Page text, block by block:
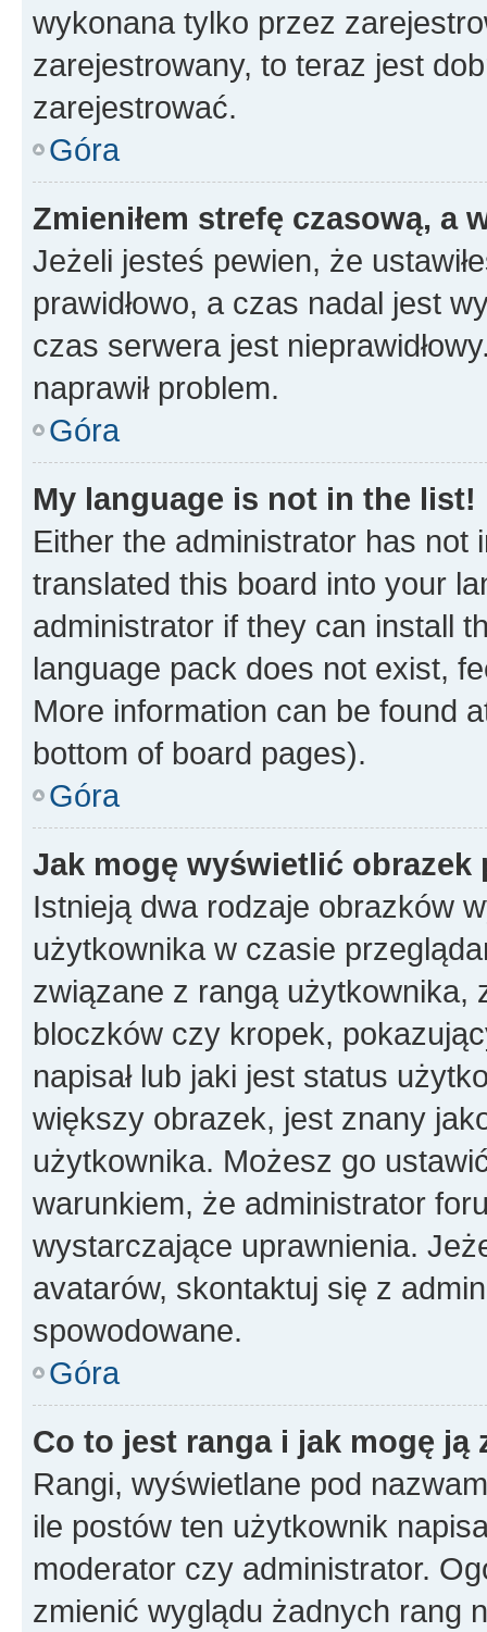
wykonana tylko przez
zarejestrowany, to teraz jest
zarejestrować.
Góra
Zmieniłem strefę czasową, a
Jeżeli jesteś pewien, że
prawidłowo, a czas nadal jest
czas serwera jest
naprawił problem.
Góra
My language is not in the list!
Either the administrator has not
translated this board into your
administrator if they can install
language pack does not exist,
More information can be found
bottom of board pages).
Góra
Jak mogę wyświetlić
Istnieją dwa rodzaje obrazków
użytkownika w czasie
związane z rangą użytkownika,
bloczków czy kropek,
napisał lub jaki jest status
większy obrazek, jest znany
użytkownika. Możesz go
warunkiem, że administrator
wystarczające uprawnienia.
avatarów, skontaktuj się z
spowodowane.
Góra
Co to jest ranga i jak mogę ją
Rangi, wyświetlane pod
ile postów ten użytkownik
moderator czy administrator.
zmienić wyglądu żadnych rang